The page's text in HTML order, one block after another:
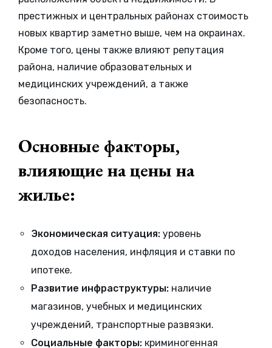
престижных и центральных районах стоимость
новых квартир заметно выше, чем на окраинах.
Кроме того, цены также влияют репутация
района, наличие образовательных и
медицинских учреждений, а также
безопасность.
Основные факторы,
влияющие на цены на
жилье:
Экономическая ситуация: уровень
доходов населения, инфляция и ставки по
ипотеке.
Развитие инфраструктуры: наличие
магазинов, учебных и медицинских
учреждений, транспортные развязки.
Социальные факторы: криминогенная